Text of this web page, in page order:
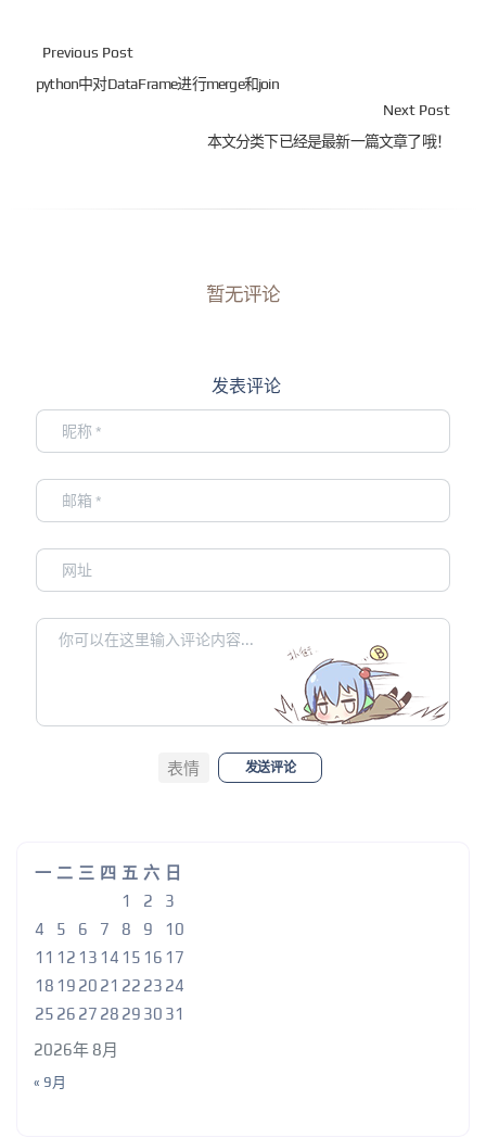
Previous Post
python中对DataFrame进行merge和join
Next Post
本文分类下已经是最新一篇文章了哦！
暂无评论
发表评论
表情 发送评论
2026年 8月
一 二 三 四 五 六 日
1
2
3
4
5 6 7 8 9
10
11 12 13 14 15 16 17
18 19 20 21 22 23 24
25 26 27 28 29 30 31
« 9月